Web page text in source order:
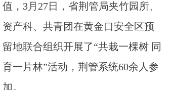
值，3月27日，省荆管局夹竹园所、
资产科、共青团在黄金口安全区预
留地联合组织开展了“共栽一棵树 同
育一片林”活动，荆管系统60余人参
加。